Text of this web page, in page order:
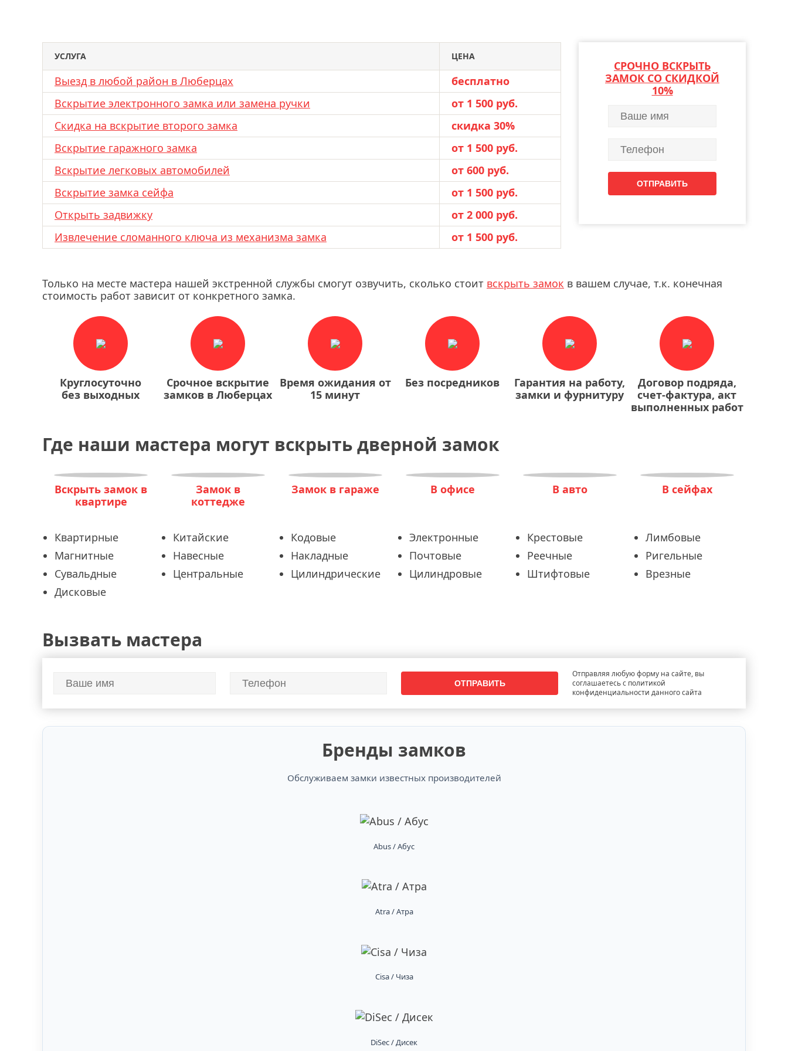
УСЛУГА ЦЕНА
Выезд в любой район в Люберцах
бесплатно
Вскрытие электронного замка или замена ручки
от 1 500 руб.
Скидка на вскрытие второго замка
скидка 30%
Вскрытие гаражного замка
от 1 500 руб.
Вскрытие легковых автомобилей
от 600 руб.
Вскрытие замка сейфа
от 1 500 руб.
Открыть задвижку
от 2 000 руб.
Извлечение сломанного ключа из механизма замка
от 1 500 руб.
СРОЧНО ВСКРЫТЬ
ЗАМОК СО СКИДКОЙ
10%
Только на месте мастера нашей экстренной службы смогут озвучить, сколько стоит вскрыть замок в вашем случае, т.к. конечная
стоимость работ зависит от конкретного замка.
Круглосуточно
без выходных
Срочное вскрытие
замков в Люберцах
Время ожидания от
15 минут
Без посредников
Гарантия на работу,
замки и фурнитуру
Договор подряда,
счет-фактура, акт
выполненных работ
Где наши мастера могут вскрыть дверной замок
Вскрыть замок в
квартире
Замок в
коттедже
Замок в гараже В офисе В авто В сейфах
Квартирные Китайские Кодовые Электронные Крестовые
Лимбовые
Магнитные
Навесные Накладные Почтовые Реечные
Ригельные
Сувальдные
Центральные Цилиндрические Цилиндровые Штифтовые
Врезные
Дисковые
Вызвать мастера
Отправляя любую форму на сайте, вы
соглашаетесь с политикой
конфиденциальности данного сайта
Бренды замков
Обслуживаем замки известных производителей
Abus / Абус
Atra / Атра
Cisa / Чиза
DiSec / Дисек